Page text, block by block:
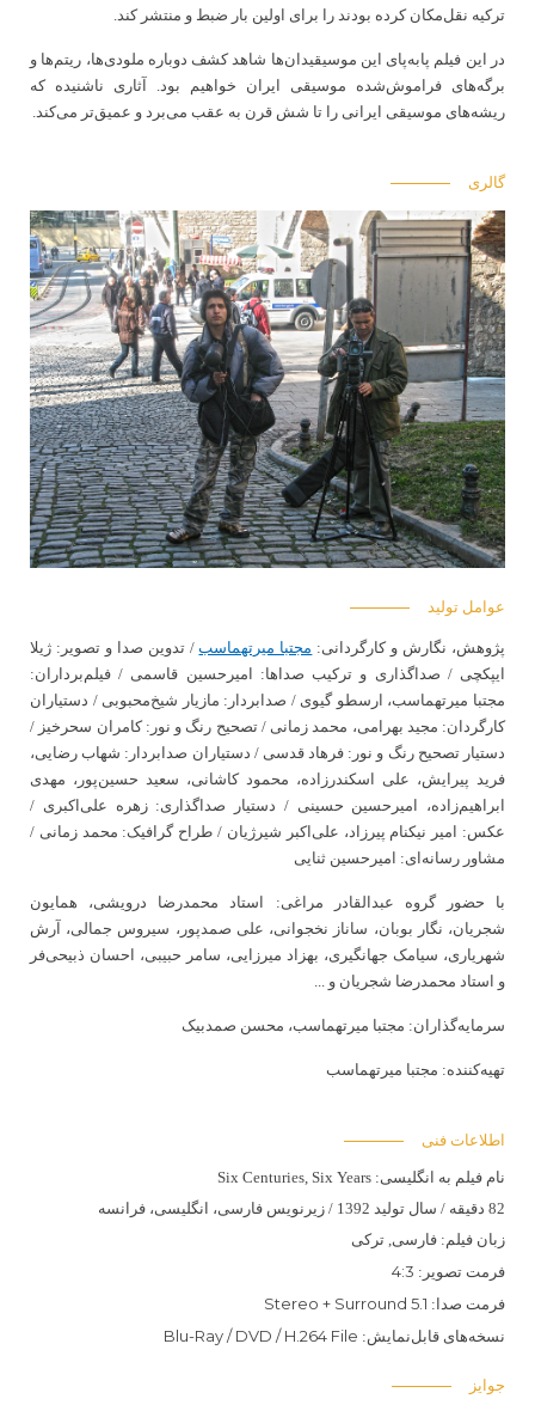
ترکیه نقل‌مکان کرده بودند را برای اولین بار ضبط و منتشر کند.
در این فیلم پابه‌پای این موسیقیدان‌ها شاهد کشف دوباره ملودی‌ها، ریتم‌ها و
برگه‌های فراموش‌شده موسیقی ایران خواهیم بود. آثاری ناشنیده که
ریشه‌های موسیقی ایرانی را تا شش قرن به عقب می‌برد و عمیق‌تر می‌کند.
گالری
عوامل تولید
پژوهش، نگارش و کارگردانی: مجتبا میرتهماسب/ تدوین صدا و تصویر: ژیلا
ایپکچی / صداگذاری و ترکیب صداها: امیرحسین قاسمی / فیلم‌برداران:
مجتبا میرتهماسب، ارسطو گیوی / صدابردار: مازیار شیخ‌محبوبی / دستیاران
کارگردان: مجید بهرامی، محمد زمانی / تصحیح رنگ و نور: کامران سحرخیز /
دستیار تصحیح رنگ و نور: فرهاد قدسی / دستیاران صدابردار: شهاب رضایی،
فرید پیرایش، علی اسکندرزاده، محمود کاشانی، سعید حسین‌پور، مهدی
ابراهیم‌زاده، امیرحسین حسینی / دستیار صداگذاری: زهره علی‌اکبری /
عکس: امیر نیکنام پیرزاد، علی‌اکبر شیرژیان / طراح گرافیک: محمد زمانی /
مشاور رسانه‌ای: امیرحسین ثنایی
با حضور گروه عبدالقادر مراغی: استاد محمدرضا درویشی، همایون
شجریان، نگار بوبان، ساناز نخجوانی، علی صمدپور، سیروس جمالی، آرش
شهریاری، سیامک جهانگیری، بهزاد میرزایی، سامر حبیبی، احسان ذبیحی‌فر
و استاد محمدرضا شجریان و ...
سرمایه‌گذاران: مجتبا میرتهماسب، محسن صمدبیک
تهیه‌کننده: مجتبا میرتهماسب
اطلاعات فنی
نام فیلم به انگلیسی: Six Centuries, Six Years
82 دقیقه / سال تولید 1392 / زیرنویس فارسی، انگلیسی، فرانسه
زبان فیلم: فارسی, ترکی
فرمت تصویر: 4:3
فرمت صدا: Stereo + Surround 5.1
نسخه‌های قابل‌نمایش: Blu-Ray / DVD / H.264 File
جوایز